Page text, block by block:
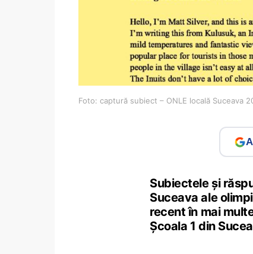
Foto: captură subiect – ONLE locală Suceava
Subiectele și
Suceava ale
recent în mai
Școala 1 din